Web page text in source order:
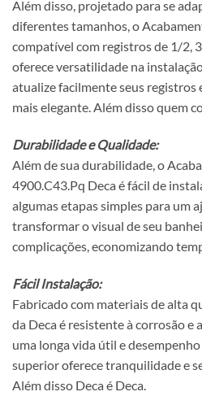
Além disso, projetado para se
diferentes tamanhos, o
compatível com registros de 1/2,
oferece versatilidade na
atualize facilmente seus registros
mais elegante. Além disso quem
Durabilidade e Qualidade:
Além de sua durabilidade, o
4900.C43.Pq Deca é fácil de
algumas etapas simples para um
transformar o visual de seu
complicações, economizando
Fácil Instalação:
Fabricado com materiais de alta
da Deca é resistente à corrosão e
uma longa vida útil e
superior oferece tranquilidade e
Além disso Deca é Deca.